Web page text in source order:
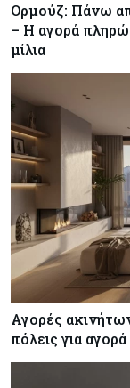
Ορμούζ: Πάνω
– Η αγορά
μίλια
Αγορές
πόλεις για